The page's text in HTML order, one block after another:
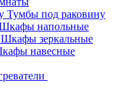
Тумбы под раковину
напольные
Шкафы зеркальные
навесные